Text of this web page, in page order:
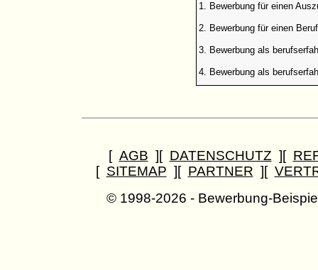
1. Bewerbung für einen
2. Bewerbung für einen
3. Bewerbung als
4. Bewerbung als
[ AGB ][ DATENSCHUTZ ][
[ SITEMAP ][ PARTNER ][
© 1998-2026 - Bewerbung-